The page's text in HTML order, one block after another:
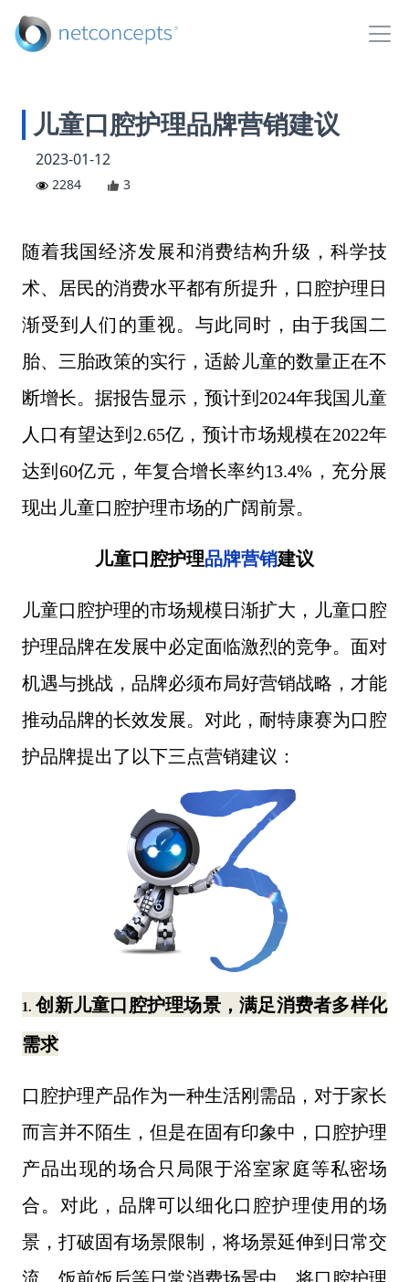
儿童口腔护理品牌营销建议
2023-01-12
2284 3
随着我国经济发展和消费结构升级，科学技
术、居民的消费水平都有所提升，口腔护理日
渐受到人们的重视。与此同时，由于我国二
胎、三胎政策的实行，适龄儿童的数量正在不
断增长。据报告显示，预计到 2024年我国儿童
人口有望达到2.65亿，预计市场规模在2022年
达到60亿元，年复合增长率约13.4%，充分展
现出儿童口腔护理市场的广阔前景。
儿童口腔护理品牌营销建议
儿童口腔护理的市场规模日渐扩大，儿童口腔
护理品牌在发展中必定面临激烈的竞争。面对
机遇与挑战，品牌必须布局好营销战略，才能
推动品牌的长效发展。对此，耐特康赛为口腔
护品牌提出了以下三点营销建议：
1.创新儿童口腔护理场景，满足消费者多样化
需求
口腔护理产品作为一种生活刚需品，对于家长
而言并不陌生，但是在固有印象中，口腔护理
产品出现的场合只局限于浴室家庭等私密场
合。对此，品牌可以细化口腔护理使用的场
景，打破固有场景限制，将场景延伸到日常交